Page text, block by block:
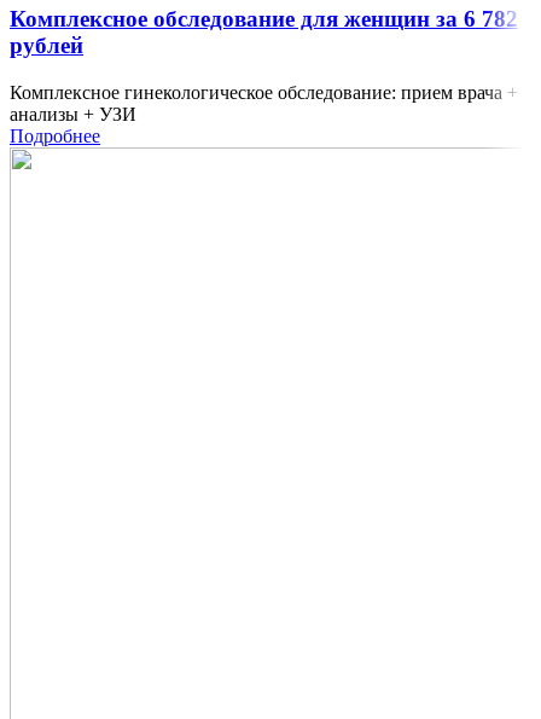
Комплексное обследование для женщин за 6 782
рублей
Комплексное гинекологическое обследование: прием врача +
анализы + УЗИ
Подробнее